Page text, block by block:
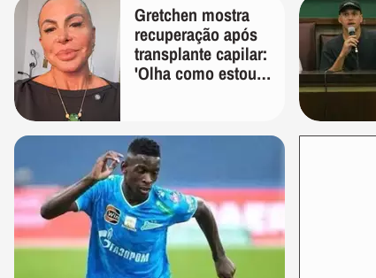
Gretchen mostra
recuperação após
transplante capilar:
'Olha como estou